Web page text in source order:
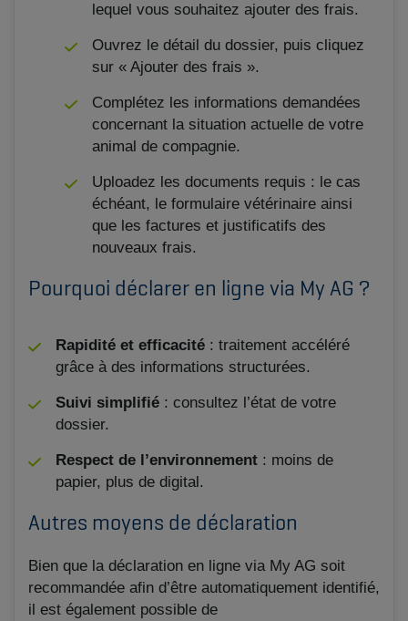
lequel vous souhaitez ajouter des frais.
Ouvrez le détail du dossier, puis cliquez
sur « Ajouter des frais ».
Complétez les informations demandées
concernant la situation actuelle de votre
animal de compagnie.
Uploadez les documents requis : le cas
échéant, le formulaire vétérinaire ainsi
que les factures et justificatifs des
nouveaux frais.
Pourquoi déclarer en ligne via My AG ?
Rapidité et efficacité : traitement accéléré
grâce à des informations structurées.
Suivi simplifié : consultez l’état de votre
dossier.
Respect de l’environnement : moins de
papier, plus de digital.
Autres moyens de déclaration
Bien que la déclaration en ligne via My AG soit
recommandée afin d’être automatiquement identifié,
il est également possible de